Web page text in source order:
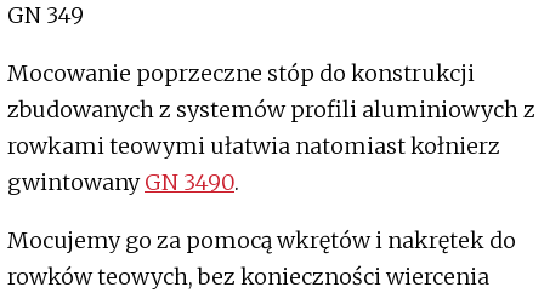
GN 349
Mocowanie poprzeczne stóp do konstrukcji
zbudowanych z systemów profili aluminiowych z
rowkami teowymi ułatwia natomiast kołnierz
gwintowanyGN 3490.
Mocujemy go za pomocą wkrętów i nakrętek do
rowków teowych, bez konieczności wiercenia